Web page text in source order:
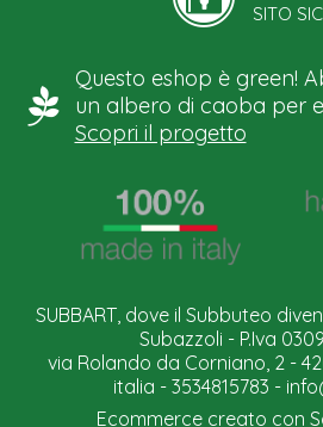
SITO
Questo eshop è green!
un albero di caoba per
Scopri il progetto
SUBBART, dove il Subbuteo
Subazzoli - P.Iva
via Rolando da Corniano, 2 -
italia - 3534815783 -
Ecommerce creato con